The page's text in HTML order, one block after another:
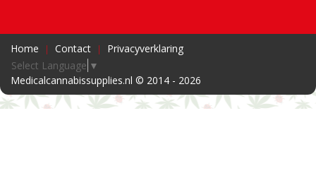
Home Contact
Privacyverklaring
Select Language ▼
Medicalcannabissupplies.nl © 2014 - 2026